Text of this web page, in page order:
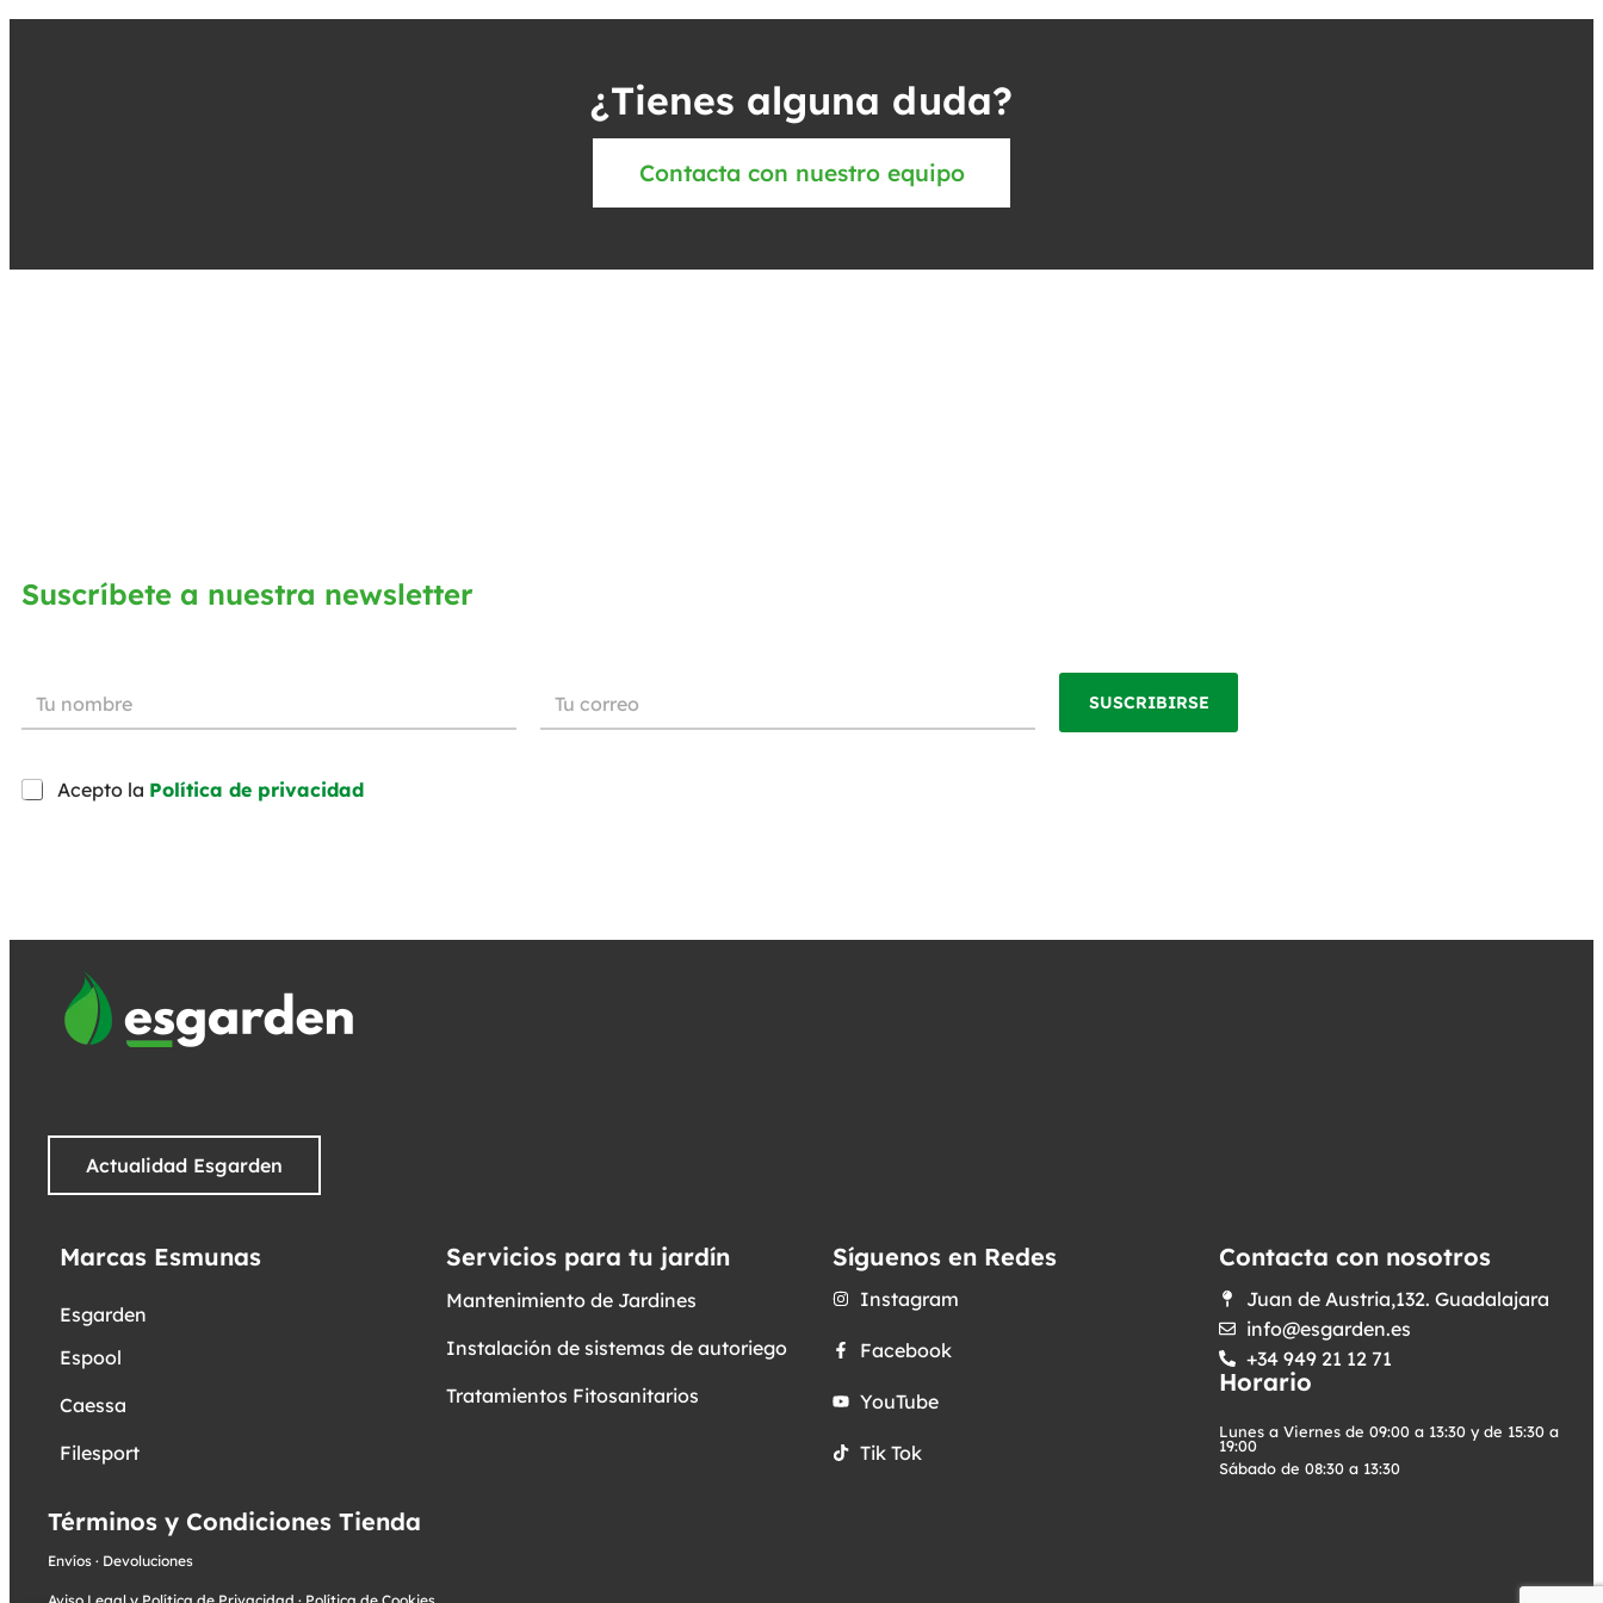
¿Tienes alguna duda?
Contacta con nuestro equipo
Suscríbete a nuestra newsletter
Acepto la Política de privacidad
SUSCRIBIRSE
Actualidad Esgarden
Marcas Esmunas
Esgarden
Espool
Caessa
Filesport
Servicios para tu jardín
Mantenimiento de Jardines
Instalación de sistemas de autoriego
Tratamientos Fitosanitarios
Síguenos en Redes
Instagram
Facebook
YouTube
Tik Tok
Contacta con nosotros
Juan de Austria,132. Guadalajara
info@esgarden.es
+34 949 21 12 71
Horario
Lunes a Viernes de 09:00 a 13:30 y de 15:30 a
19:00
Sábado de 08:30 a 13:30
Términos y Condiciones Tienda
Envíos · Devoluciones